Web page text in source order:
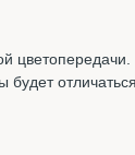
цветопередачи.
будет